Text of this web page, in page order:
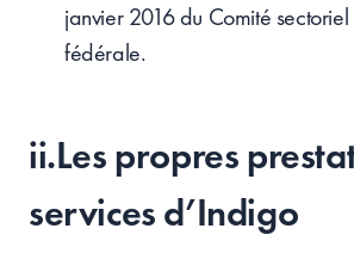
janvier 2016 du Comité sectoriel
fédérale.
ii.Les propres
services d’Indigo